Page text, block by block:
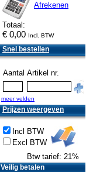
Afrekenen
Totaal:
€ 0,00 Incl. BTW
Snel bestellen
Aantal Artikel nr.
meer velden
Prijzen weergeven
Incl BTW
Excl BTW
Btw tarief: 21%
Veilig betalen